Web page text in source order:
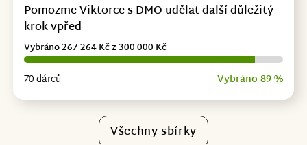
Pomozme Viktorce s DMO udělat další důležitý
krok vpřed
70 dárců Vybráno 89 %
Vybráno 267 264 Kč z 300 000 Kč
Všechny sbírky